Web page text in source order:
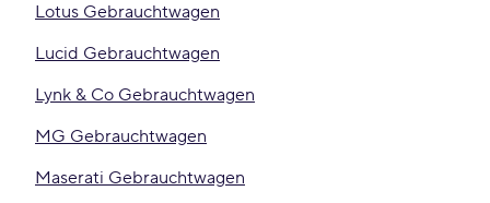
Lotus Gebrauchtwagen
Lucid Gebrauchtwagen
Lynk & Co Gebrauchtwagen
MG Gebrauchtwagen
Maserati Gebrauchtwagen